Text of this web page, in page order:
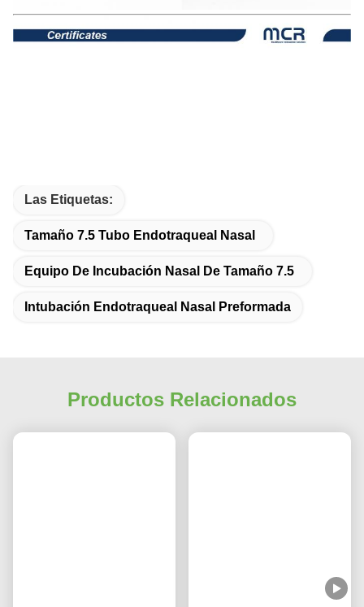
Las Etiquetas:
Tamaño 7.5 Tubo Endotraqueal Nasal
Equipo De Incubación Nasal De Tamaño 7.5
Intubación Endotraqueal Nasal Preformada
Productos Relacionados